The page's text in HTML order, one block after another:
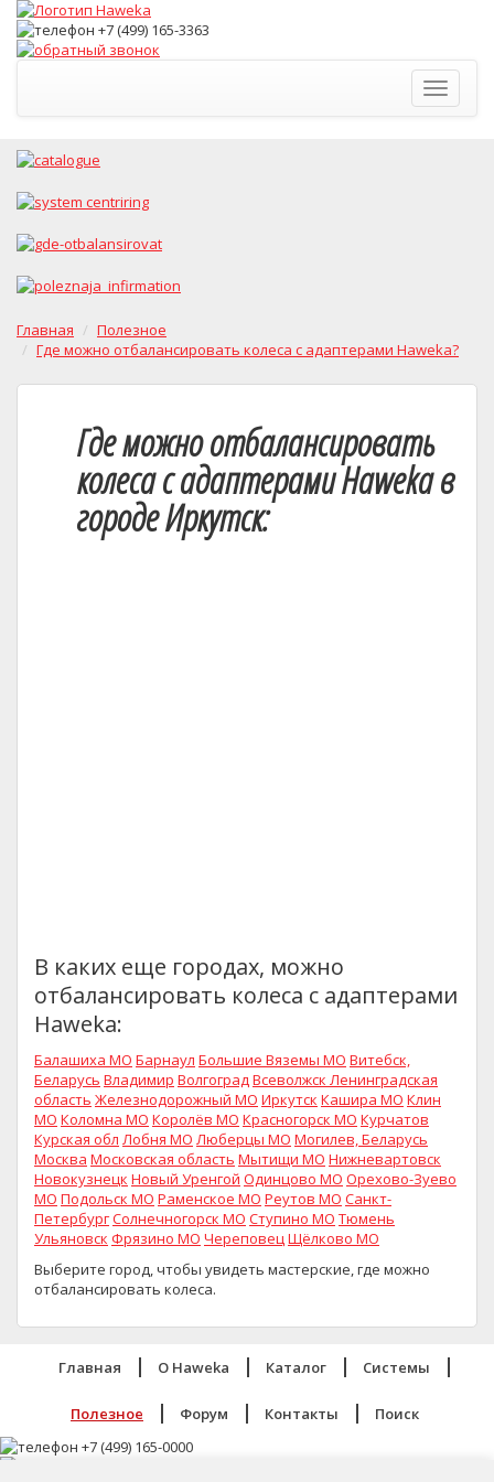
Toggle
Главная
Полезное
Где можно отбалансировать колеса с адаптерами Haweka?
Где можно отбалансировать
колеса с адаптерами Haweka в
городе Иркутск:
В каких еще городах, можно
отбалансировать колеса с адаптерами
Haweka:
Балашиха МО Барнаул Большие Вяземы МО Витебск,
Беларусь Владимир ВолгоградВсеволжск Ленинградская
область Железнодорожный МО Иркутск Кашира МО Клин
МО Коломна МО Королёв МО Красногорск МО Курчатов
Курская обл Лобня МО Люберцы МО Могилев, Беларусь
Москва Московская область Мытищи МО Нижневартовск
Новокузнецк Новый Уренгой Одинцово МО Орехово-Зуево
МО Подольск МО Раменское МО Реутов МО Санкт-
ПетербургСолнечногорск МО Ступино МО Тюмень
Ульяновск Фрязино МО ЧереповецЩёлково МО
Выберите город, чтобы увидеть мастерские, где можно
отбалансировать колеса.
Главная O Haweka Каталог Системы
Полезное Форум Контакты Поиск